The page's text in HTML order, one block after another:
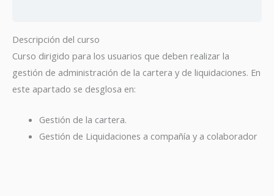
Descripción del curso
Curso dirigido para los usuarios que deben realizar la
gestión de administración de la cartera y de liquidaciones. En
este apartado se desglosa en:
Gestión de la cartera.
Gestión de Liquidaciones a compañía y a colaborador